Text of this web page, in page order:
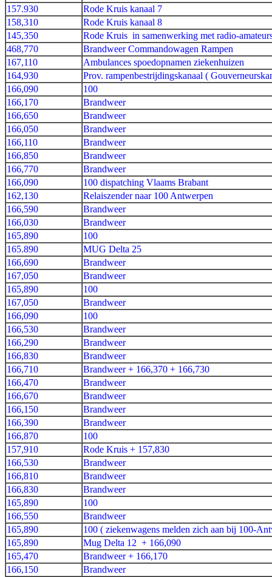
157.930
Rode Kruis kanaal 7
158,310
Rode Kruis kanaal 8
145,350
Rode Kruis in samenwerking met radio-
468,770
Brandweer Commandowagen Rampen
167,110
Ambulances spoedopnamen ziekenhuizen
164,930
Prov. rampenbestrijdingskanaal (
166,090
100
166,170
Brandweer
166,650
Brandweer
166,050
Brandweer
166,110
Brandweer
166,850
Brandweer
166,770
Brandweer
166,090
100 dispatching Vlaams Brabant
162,130
Relaiszender naar 100 Antwerpen
166,590
Brandweer
166,030
Brandweer
165,890
100
165.890
MUG Delta 25
166,690
Brandweer
167,050
Brandweer
165,890
100
167,050
Brandweer
166,090
100
166,530
Brandweer
166,290
Brandweer
166,830
Brandweer
166,710
Brandweer + 166,370 + 166,730
166,470
Brandweer
166,670
Brandweer
166,150
Brandweer
166,390
Brandweer
166,870
100
157,910
Rode Kruis + 157,830
166,530
Brandweer
166,810
Brandweer
166,830
Brandweer
165,890
100
166,550
Brandweer
165,890
100 ( ziekenwagens melden zich aan bij 100-
165,890
Mug Delta 12 + 166,090
165,470
Brandweer + 166,170
166,150
Brandweer